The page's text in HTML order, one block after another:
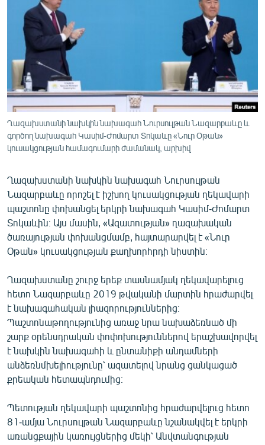
ՄԻՋԱԶԳԱՅԻՆ
ՄՇԱԿՈՒՅԹ
ՍՊՈՐՏ
ՄԵԿՆԱԲԱՆՈՒԹՅՈՒՆ
ՏՏ ԵՒ ԻՆՏԵՐՆԵՏ
ԱՐԽԻՎ
ԲԱՆԱՎԵՃ
ՁԳՏԵԼՈՎ ԼԱՎԱԳՈՒՅՆԻՆ
ՓՈԴՔԱՍԹ
Հայերեն
English
Русский
ՀԵՏԵՎԵՔ ՄԵԶ
«Ազատության» բոլոր կայքերը
Ղազախստանի նախկին նախագահ Նուրսուլթան Նազարբաևը և
գործող նախագահ Կասիմ-Ժոմարտ Տոկաևը «Նուր Օթան»
կուսակցության համագումարի ժամանակ, արխիվ
Ղազախստանի նախկին նախագահ Նուրսուլթան
Նազարբաևը որոշել է իշխող կուսակցության ղեկավարի
պաշտոնը փոխանցել երկրի նախագահ Կասիմ-Ժոմարտ
Տոկաևին։ Այս մասին, «Ազատության» ղազախական
ծառայության փոխանցմամբ, հայտարարվել է «Նուր
Օթան» կուսակցության քաղխորհրդի նիստին։
Ղազախստանը շուրջ երեք տասնամյակ ղեկավարելուց
հետո Նազարբաևը 2019 թվականի մարտին հրաժարվել
է նախագահական լիազորություններից։
Պաշտոնաթողությունից առաջ նրա նախաձեռնած մի
շարք օրենսդրական փոփոխություններով երաշխավորվել
է նախկին նախագահի և ընտանիքի անդամների
անձեռնմխելիությունը՝ ազատելով նրանց ցանկացած
քրեական հետապնդումից։
Պետության ղեկավարի պաշտոնից հրաժարվելուց հետո
81-ամյա Նուրսուլթան Նազարբաևը նշանակվել է երկրի
առանցքային կառույցներից մեկի՝ Անվտանգության